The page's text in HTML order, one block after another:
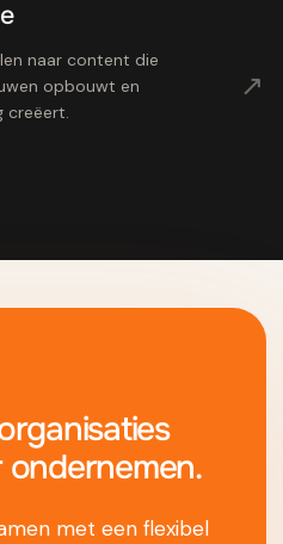
naar content die
opbouwt en
creëert.
↗
ondernemen.
met een flexibel